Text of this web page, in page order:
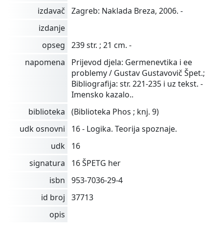
izdavač
Zagreb: Naklada Breza, 2006. -
izdanje
opseg
239 str. ; 21 cm. -
napomena
Prijevod djela: Germenevtika i ee
problemy / Gustav Gustavovič Špet.;
Bibliografija: str. 221-235 i uz tekst. -
Imensko kazalo..
biblioteka
(Biblioteka Phos ; knj. 9)
udk osnovni
16 - Logika. Teorija spoznaje.
udk
16
signatura
16 ŠPETG her
isbn
953-7036-29-4
id broj
37713
opis